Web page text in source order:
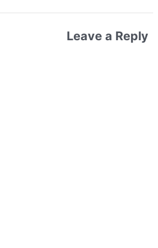
Leave a Reply